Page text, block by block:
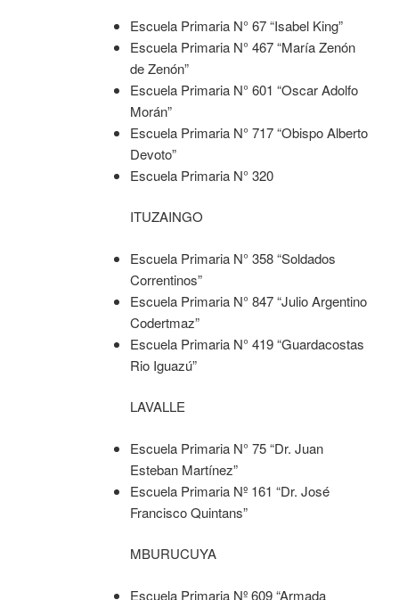
Escuela Primaria N° 67 “Isabel King”
Escuela Primaria N° 467 “María Zenón
de Zenón”
Escuela Primaria N° 601 “Oscar Adolfo
Morán”
Escuela Primaria N° 717 “Obispo Alberto
Devoto”
Escuela Primaria N° 320
ITUZAINGO
Escuela Primaria N° 358 “Soldados
Correntinos”
Escuela Primaria N° 847 “Julio Argentino
Codertmaz”
Escuela Primaria N° 419 “Guardacostas
Rio Iguazú”
LAVALLE
Escuela Primaria N° 75 “Dr. Juan
Esteban Martínez”
Escuela Primaria Nº 161 “Dr. José
Francisco Quintans”
MBURUCUYA
Escuela Primaria Nº 609 “Armada